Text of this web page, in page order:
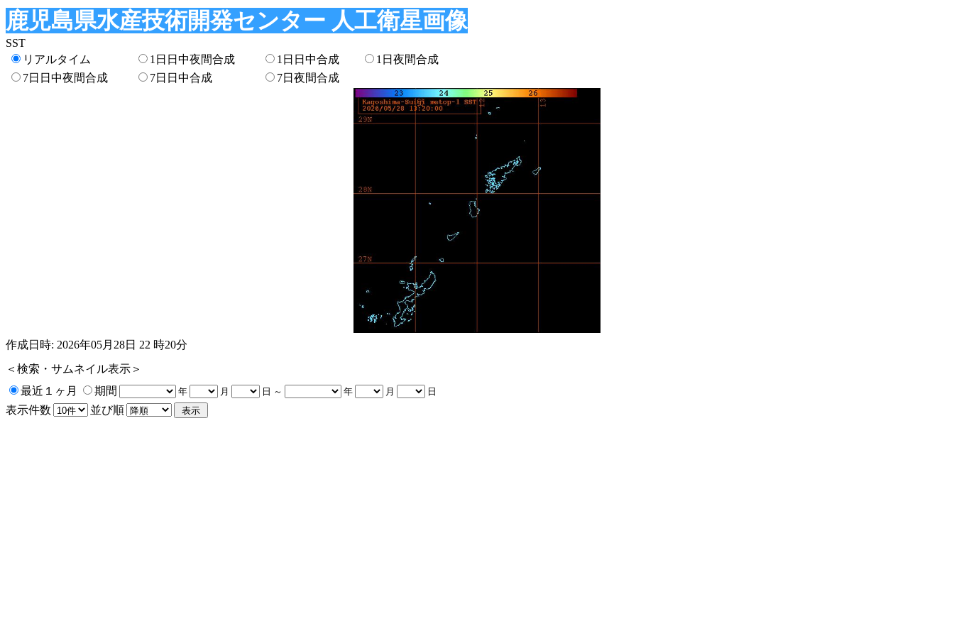
鹿児島県水産技術開発センター 人工衛星画像
SST
リアルタイム
1日日中夜間合成 1日日中合成
1日夜間合成
7日日中夜間合成
7日日中合成 7日夜間合成
作成日時: 2026年05月28日 22 時20分
＜検索・サムネイル表示＞
最近１ヶ月
期間 年 月 日 ～ 年 月 日
表示件数 並び順